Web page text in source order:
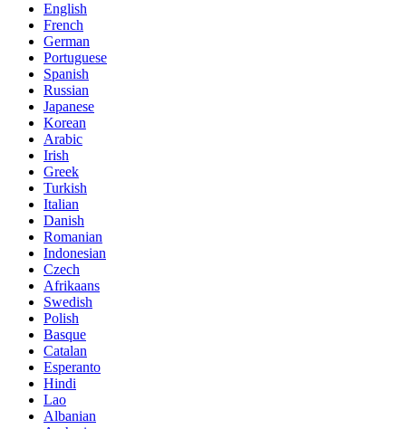
English
French
German
Portuguese
Spanish
Russian
Japanese
Korean
Arabic
Irish
Greek
Turkish
Italian
Danish
Romanian
Indonesian
Czech
Afrikaans
Swedish
Polish
Basque
Catalan
Esperanto
Hindi
Lao
Albanian